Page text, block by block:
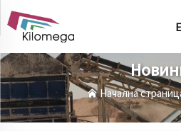
Начална